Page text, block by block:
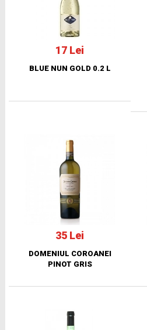
17 Lei
BLUE NUN GOLD 0.2 L
35 Lei
DOMENIUL COROANEI
PINOT GRIS